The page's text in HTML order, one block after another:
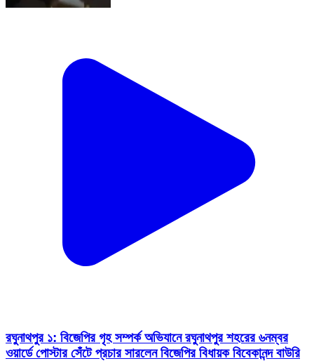
রঘুনাথপুর ১: বিজেপির গৃহ সম্পর্ক অভিযানে রঘুনাথপুর শহরের ৬নম্বর
ওয়ার্ডে পোস্টার সেঁটে প্রচার সারলেন বিজেপির বিধায়ক বিবেকানন্দ বাউরি